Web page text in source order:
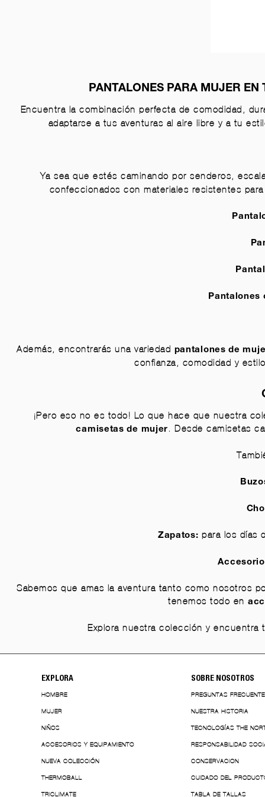
PANTALONES PARA MUJER
Encuentra la combinación perfecta de comodidad,
adaptarse a tus aventuras al aire libre y a tu
Ya sea que estés caminando por senderos,
confeccionados con materiales resistentes
Pantalones
Además, encontrarás una variedad pantalones de
confianza, comodidad y
¡Pero eso no es todo! Lo que hace que nuestra
camisetas de mujer . Desde camisetas
Zapatos: para los días
Sabemos que amas la aventura tanto como nosotros
tenemos todo en
Explora nuestra colección y
EXPLORA
HOMBRE
MUJER
NIÑOS
ACCESORIOS Y EQUIPAMIENTO
NUEVA COLECCIÓN
THERMOBALL
TRICLIMATE
SOBRE NOSOTROS
PREGUNTAS
NUESTRA HISTORIA
TECNOLOGÍAS THE
RESPONSABILIDAD
CONSERVACION
CUIDADO DEL
TABLA DE TALLAS